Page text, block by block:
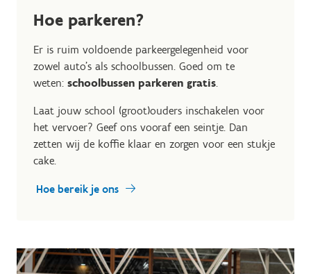
Hoe parkeren?
Er is ruim voldoende parkeergelegenheid voor
zowel auto’s als schoolbussen. Goed om te
weten: schoolbussen parkeren gratis.
Laat jouw school (groot)ouders inschakelen voor
het vervoer? Geef ons vooraf een seintje. Dan
zetten wij de koffie klaar en zorgen voor een stukje
cake.
Hoe bereik je ons